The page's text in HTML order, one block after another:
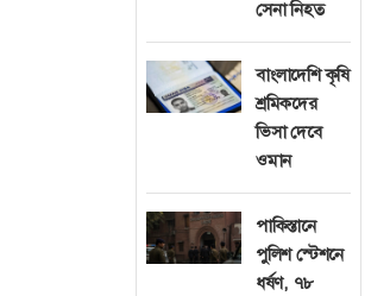
সেনা নিহত
বাংলাদেশি কৃষি
শ্রমিকদের
ভিসা দেবে
ওমান
পাকিস্তানে
পুলিশ স্টেশনে
ধর্ষণ, ৭৮